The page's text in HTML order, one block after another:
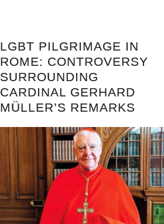
LGBT PILGRIMAGE IN
ROME: CONTROVERSY
SURROUNDING
CARDINAL GERHARD
MÜLLER’S REMARKS